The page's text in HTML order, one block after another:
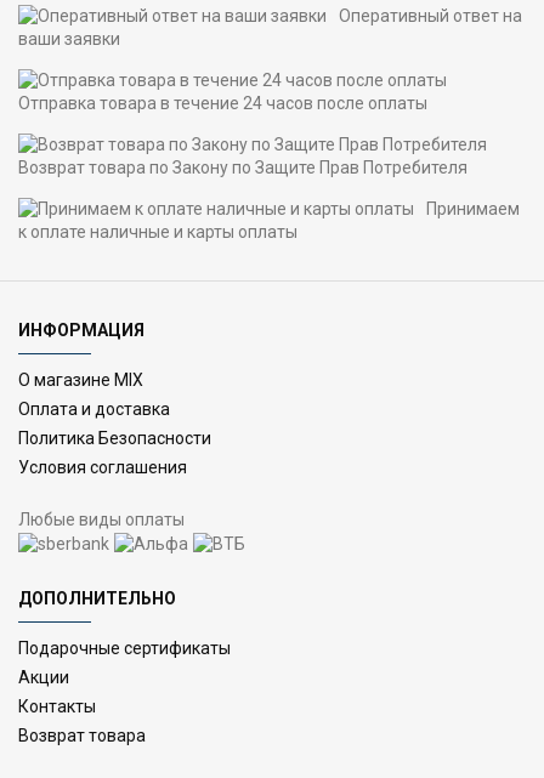
Оперативный ответ на
ваши заявки
Отправка товара в течение 24 часов после оплаты
Возврат товара по Закону по Защите Прав Потребителя
Принимаем
к оплате наличные и карты оплаты
ИНФОРМАЦИЯ
О магазине MIX
Оплата и доставка
Политика Безопасности
Условия соглашения
Любые виды оплаты
ДОПОЛНИТЕЛЬНО
Подарочные сертификаты
Акции
Контакты
Возврат товара